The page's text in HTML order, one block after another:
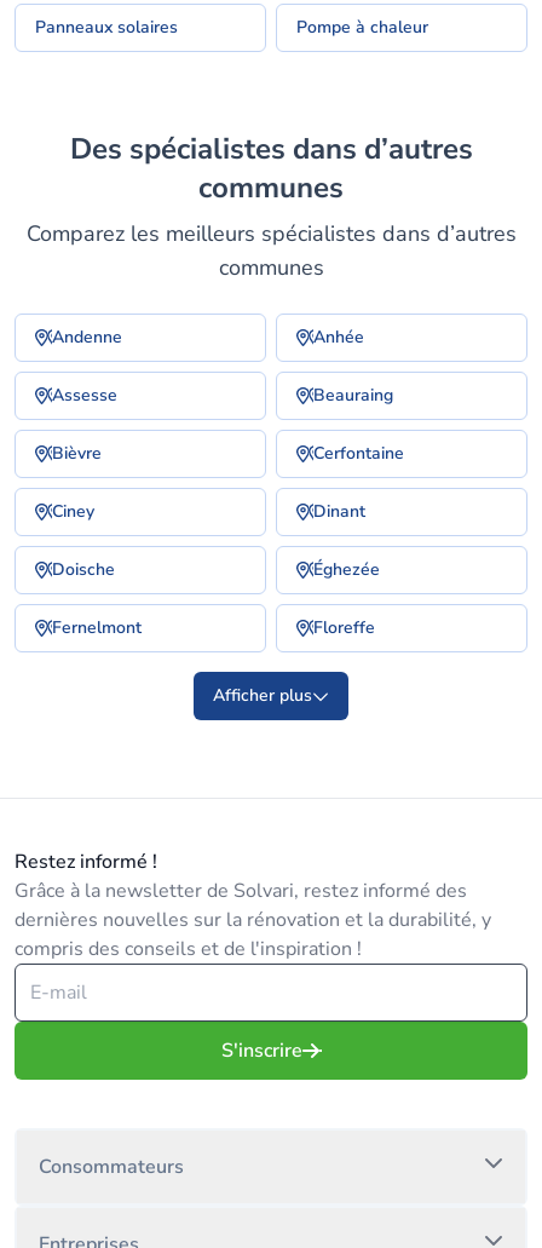
Panneaux solaires Pompe à chaleur
Des spécialistes dans d’autres
communes
Comparez les meilleurs spécialistes dans d’autres
communes
Andenne Anhée
Assesse Beauraing
Bièvre Cerfontaine
Ciney Dinant
Doische Éghezée
Fernelmont Floreffe
Afficher plus
Restez informé !
Grâce à la newsletter de Solvari, restez informé des
dernières nouvelles sur la rénovation et la durabilité, y
compris des conseils et de l'inspiration !
S'inscrire
Consommateurs